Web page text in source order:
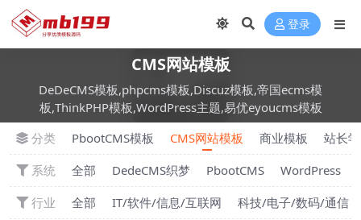
登录
CMS网站模板
DeDeCMS模板,phpcms模板,Discuz模板,帝国ecms模
板,ThinkPHP模板,WordPress主题,易优eyoucms模板
分类
PbootCMS模板 CMS网站模板 商业模板
站长
系统
全部 DedeCMS织梦 PbootCMS WordPress
行业
全部 IT/软件/信息/互联网
科技/电子/数码/通信